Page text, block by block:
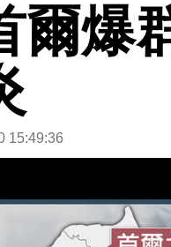
爾爆
15:49:36